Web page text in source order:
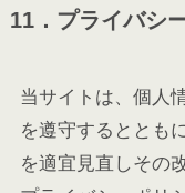
11．プライバシ
当サイトは、個人
を遵守するととも
を適宜見直しその